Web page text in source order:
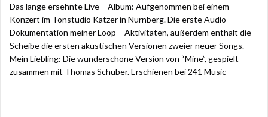
Das lange ersehnte Live – Album: Aufgenommen bei einem
Konzert im Tonstudio Katzer in Nürnberg. Die erste Audio –
Dokumentation meiner Loop – Aktivitäten, außerdem enthält die
Scheibe die ersten akustischen Versionen zweier neuer Songs.
Mein Liebling: Die wunderschöne Version von “Mine”, gespielt
zusammen mit Thomas Schuber. Erschienen bei 241 Music